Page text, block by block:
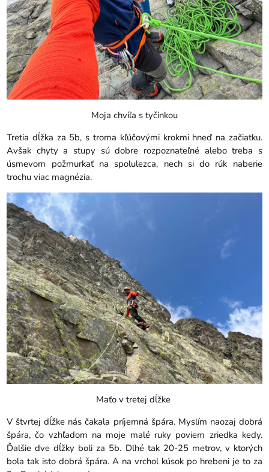
Moja chvíľa s tyčinkou
Tretia dĺžka za 5b, s troma kľúčovými krokmi hneď na začiatku.
Avšak chyty a stupy sú dobre rozpoznateľné alebo treba s
úsmevom požmurkať na spolulezca, nech si do rúk naberie
trochu viac magnézia.
Maťo v tretej dĺžke
V štvrtej dĺžke nás čakala príjemná špára. Myslím naozaj dobrá
špára, čo vzhľadom na moje malé ruky poviem zriedka kedy.
Ďalšie dve dĺžky boli za 5b. Dlhé tak 20-25 metrov, v ktorých
bola tak isto dobrá špára. A na vrchol kúsok po hrebeni je to za